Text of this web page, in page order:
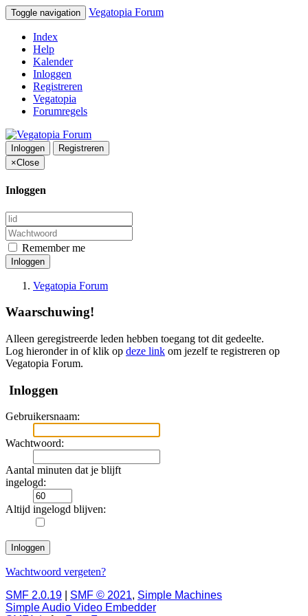
Toggle navigation Vegatopia Forum
Index
Help
Kalender
Inloggen
Registreren
Vegatopia
Forumregels
Inloggen
Registreren
×Close
Inloggen
Remember me
Inloggen
Vegatopia Forum
Waarschuwing!
Alleen geregistreerde leden hebben toegang tot dit gedeelte.
Log hieronder in of klik op deze link om jezelf te registreren op
Vegatopia Forum.
Inloggen
Gebruikersnaam:
Wachtwoord:
Aantal minuten dat je blijft
ingelogd:
Altijd ingelogd blijven:
Wachtwoord vergeten?
SMF 2.0.19
SMF © 2021, Simple Machines
Simple Audio Video Embedder